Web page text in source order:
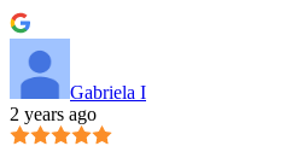
Gabriela I
2 years ago